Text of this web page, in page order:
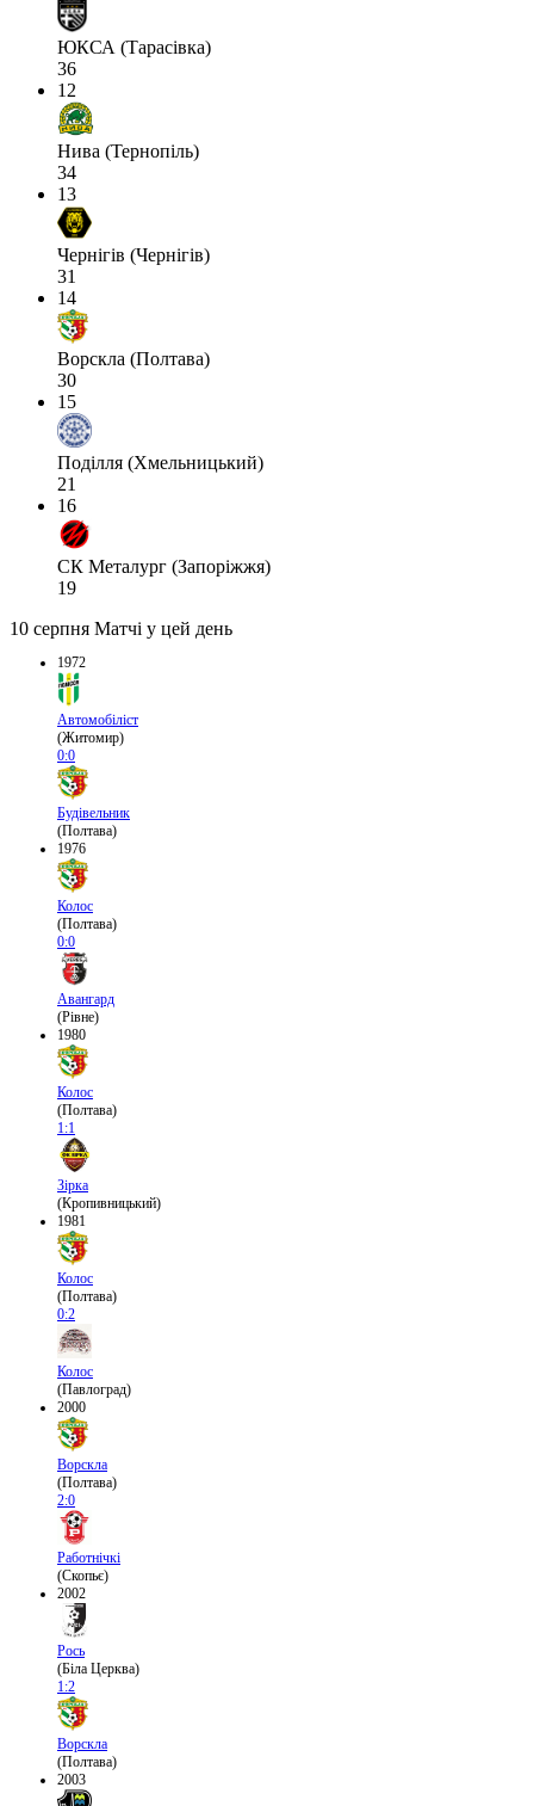
ЮКСА (Тарасівка)
36
12
Нива (Тернопіль)
34
13
Чернігів (Чернігів)
31
14
Ворскла (Полтава)
30
15
Поділля (Хмельницький)
21
16
СК Металург (Запоріжжя)
19
10 серпня Матчі у цей день
1972
Автомобіліст
(Житомир)
0:0
Будівельник
(Полтава)
1976
Колос
(Полтава)
0:0
Авангард
(Рівне)
1980
Колос
(Полтава)
1:1
Зірка
(Кропивницький)
1981
Колос
(Полтава)
0:2
Колос
(Павлоград)
2000
Ворскла
(Полтава)
2:0
Работнічкі
(Скопьє)
2002
Рось
(Біла Церква)
1:2
Ворскла
(Полтава)
2003